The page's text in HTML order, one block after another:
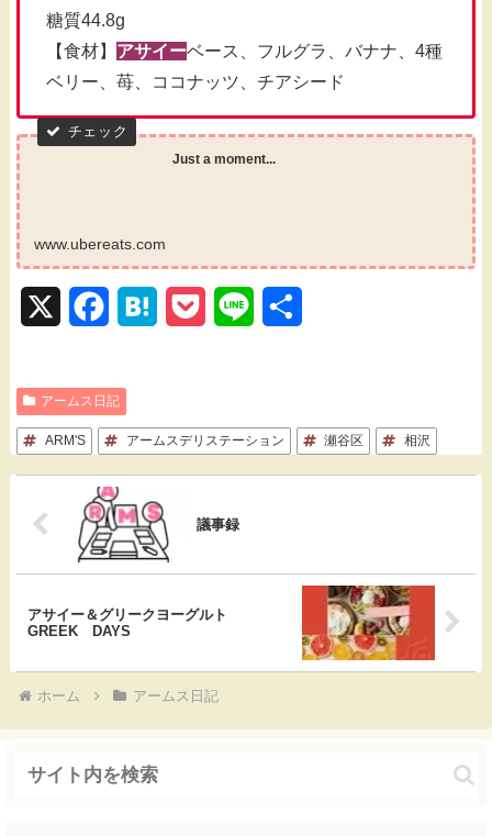
糖質44.8g
【食材】 アサイーベース、フルグラ、バナナ、4種
ベリー、苺、ココナッツ、チアシード
Just a moment...
www.ubereats.com
c
e
o
o
e
a
k e
アームス日記
ARM'S アームスデリステーション 瀬谷区 相沢
議事録
アサイー＆グリークヨーグルト
GREEK DAYS
ホーム アームス日記